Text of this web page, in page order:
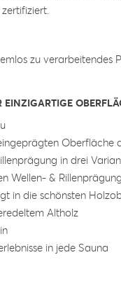
zu
Oberfläche
in drei
Wellen- &
in die schönsten
Altholz
in jede Sauna